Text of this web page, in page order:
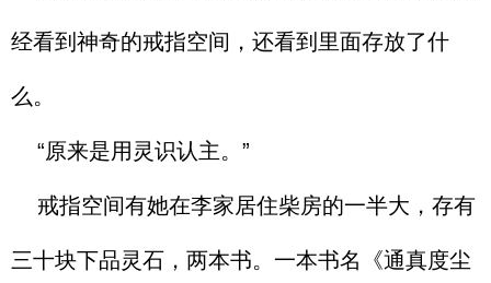
经看到神奇的戒指空间，还看到里面存放了什
么。
“原来是用灵识认主。”
戒指空间有她在李家居住柴房的一半大，存有
三十块下品灵石，两本书。一本书名《通真度尘